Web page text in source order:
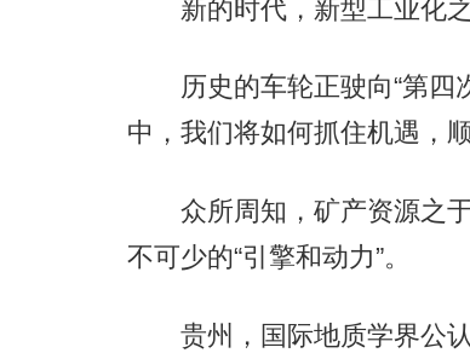
新的时代，新型工业化之
历史的车轮正驶向“第四
中，我们将如何抓住机遇，
众所周知，矿产资源之于
不可少的“引擎和动力”。
贵州，国际地质学界公认